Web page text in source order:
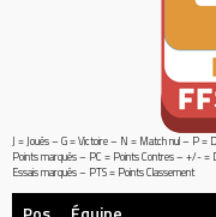
J = Joués – G = Victoire – N = Match nul – P
Points marqués – PC = Points Contres – +/- =
Essais marqués – PTS = Points Classement